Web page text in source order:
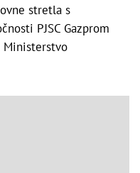
stretla s
PJSC Gazprom